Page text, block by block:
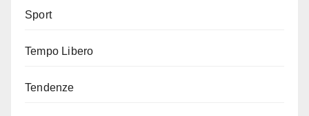
Sport
Tempo Libero
Tendenze